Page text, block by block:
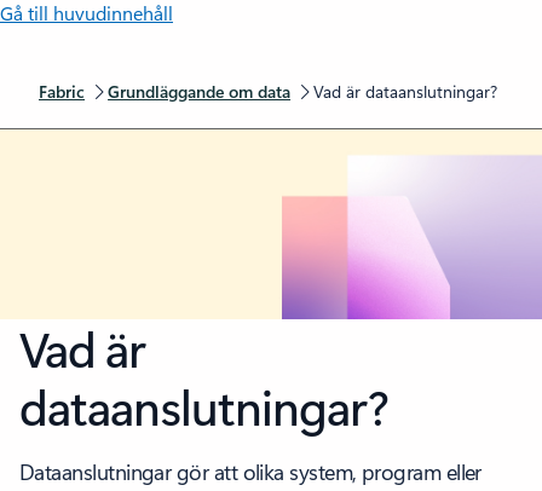
Gå till huvudinnehåll
Fabric Grundläggande om data Vad är dataanslutningar?
Vad är
dataanslutningar?
Dataanslutningar gör att olika system, program eller